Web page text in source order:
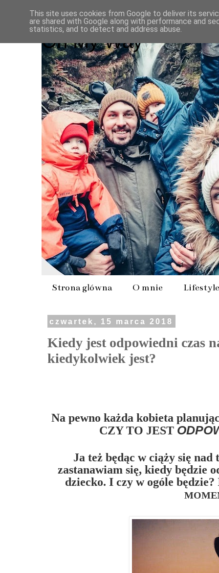
On My Way
Strona główna O mnie Lifestyle
czwartek, 15 marca 2018
Kiedy jest odpowiedni czas
kiedykolwiek jest?
Na pewno każda kobieta
CZY TO JEST
Ja też będąc w ciąży się nad
zastanawiam się, kiedy będzie
dziecko. I czy w ogóle
This site uses cookies from Google to deliver its
are shared with Google along with performance and
statistics, and to detect and address abuse.